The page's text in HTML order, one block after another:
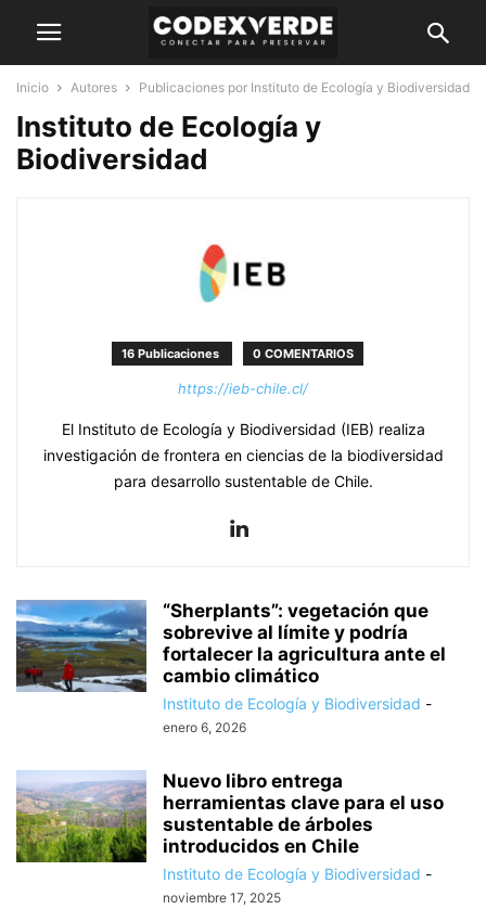
Inicio Autores Publicaciones por Instituto de Ecología y Biodiversidad
Instituto de Ecología y
Biodiversidad
16 Publicaciones 0 COMENTARIOS
https://ieb-chile.cl/
El Instituto de Ecología y Biodiversidad (IEB) realiza
investigación de frontera en ciencias de la biodiversidad
para desarrollo sustentable de Chile.
“Sherplants”: vegetación que
sobrevive al límite y podría
fortalecer la agricultura ante el
cambio climático
Instituto de Ecología y Biodiversidad -
enero 6, 2026
Nuevo libro entrega
herramientas clave para el uso
sustentable de árboles
introducidos en Chile
Instituto de Ecología y Biodiversidad -
noviembre 17, 2025